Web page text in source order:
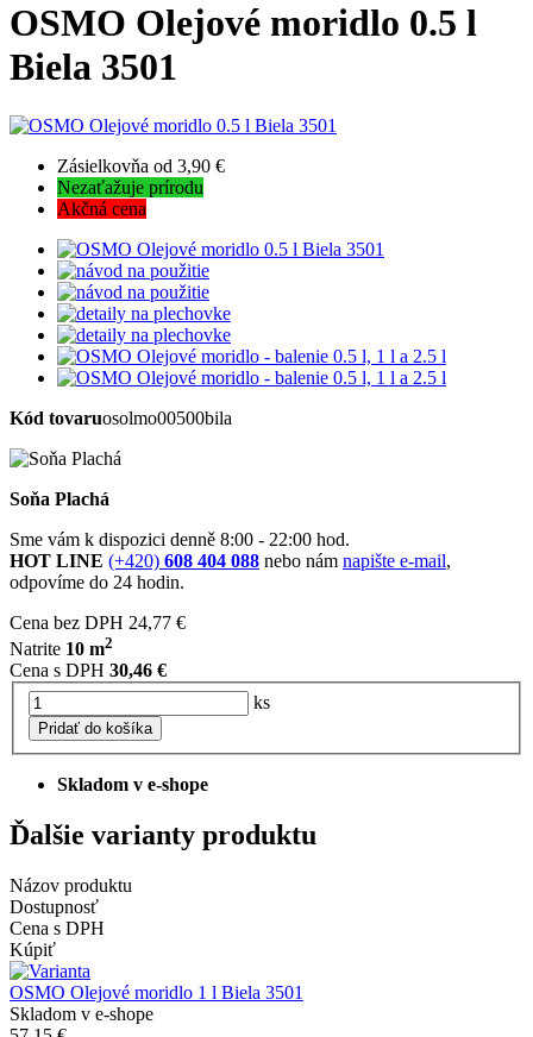
OSMO Olejové moridlo 0.5 l
Biela 3501
Zásielkovňa od 3,90 €
Nezaťažuje prírodu
Akčná cena
Kód tovaruosolmo00500bila
Soňa Plachá
Sme vám k dispozici denně 8:00 - 22:00 hod.
HOT LINE (+420) 608 404 088 nebo nám napište e-mail,
odpovíme do 24 hodin.
Cena bez DPH 24,77 €
Natrite 10 m2
Cena s DPH 30,46 €
ks
Pridať do košíka
Skladom v e-shope
Ďalšie varianty produktu
Názov produktu
Dostupnosť
Cena s DPH
Kúpiť
OSMO Olejové moridlo 1 l Biela 3501
Skladom v e-shope